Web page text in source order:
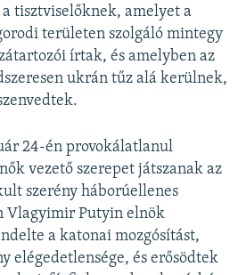
tisztviselőknek, amelyet a
területen szolgáló mintegy
írtak, és amelyben az
ukrán tűz alá kerülnek,
24-én provokálatlanul
vezető szerepet játszanak az
szerény háborúellenes
Vlagyimir Putyin elnök
a katonai mozgósítást,
elégedetlensége, és erősödtek